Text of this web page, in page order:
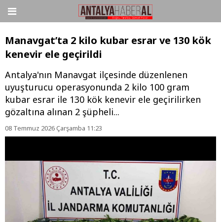
Manavgat’ta 2 kilo kubar esrar ve 130 kök
kenevir ele geçirildi
Antalya'nın Manavgat ilçesinde düzenlenen
uyuşturucu operasyonunda 2 kilo 100 gram
kubar esrar ile 130 kök kenevir ele geçirilirken
gözaltına alınan 2 şüpheli...
08 Temmuz 2026 Çarşamba 11:23